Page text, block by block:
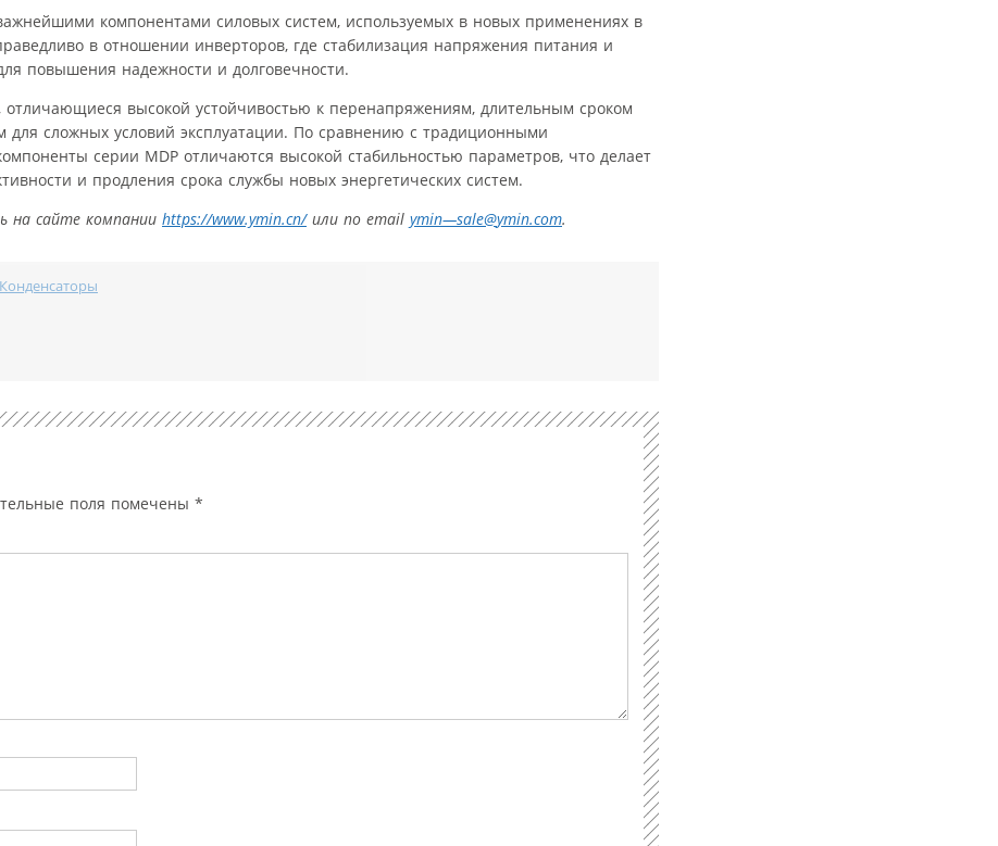
компонентами силовых систем, используемых в новых применениях в
в отношении инверторов, где стабилизация напряжения питания и
повышения надежности и долговечности.
высокой устойчивостью к перенапряжениям, длительным сроком
сложных условий эксплуатации. По сравнению с традиционными
серии MDP отличаются высокой стабильностью параметров, что делает
и продления срока службы новых энергетических систем.
на сайте компании https://www.ymin.cn/ или по email ymin—sale@ymin.com.
Конденсаторы
поля помечены *